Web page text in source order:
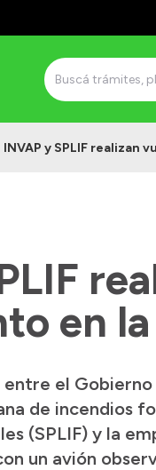
INVAP y SPLIF realizan
en
el
de incendios
(SPLIF) y la
un avión